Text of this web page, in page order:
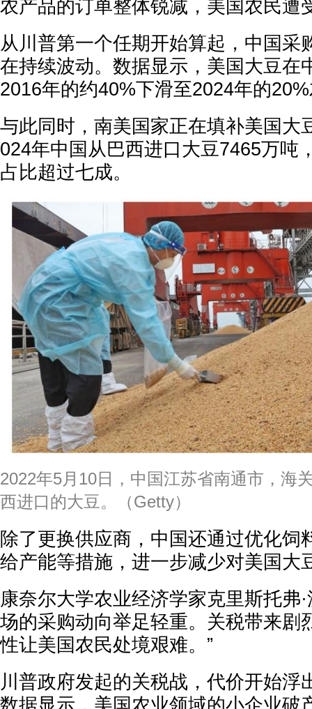
农产品的订单整体锐减，美国农民遭
从川普第一个任期开始算起，中国采
在持续波动。数据显示，美国大豆在
2016年的约40%下滑至2024年的
与此同时，南美国家正在填补美国大
024年中国从巴西进口大豆7465万吨
占比超过七成。
2022年5月10日，中国江苏省南通市，海
西进口的大豆。（Getty）
除了更换供应商，中国还通过优化饲
给产能等措施，进一步减少对美国大
康奈尔大学农业经济学家克里斯托弗
场的采购动向举足轻重。关税带来剧
性让美国农民处境艰难。”
川普政府发起的关税战，代价开始浮
数据显示，美国农业领域的小企业破